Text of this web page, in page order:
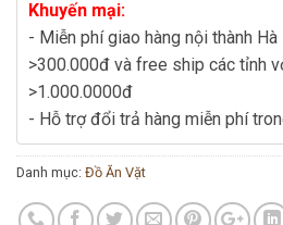
58.000₫.là:
Khuyến mại:
- Miễn phí giao hàng nội thành
>300.000đ và free ship các tỉnh
>1.000.0000đ
- Hỗ trợ đổi trả hàng miễn phí
Danh mục: Đồ Ăn Vặt